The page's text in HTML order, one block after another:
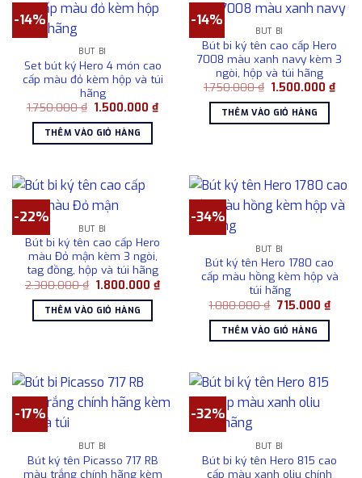
-14%
BÚT BI
Set bút ký Hero 4 món cao
cấp màu đỏ kèm hộp và túi
hãng
1.750.000₫ Giá
là:
1.750.000 ₫.
1.500.000₫Giá
THÊM VÀO GIỎ HÀNG
-14%
BÚT BI
Bút bi ký tên cao cấp Hero
7008 màu xanh navy kèm 3
ngòi, hộp và túi hãng
1.750.000₫ Giá
là:
1.750.000 ₫.
1.500.000₫Giá
THÊM VÀO GIỎ HÀNG
-22%
BÚT BI
Bút bi ký tên cao cấp Hero
màu Đỏ mận kèm 3 ngòi,
tag đồng, hộp và túi hãng
2.300.000₫ Giá
là:
2.300.000 ₫.
1.800.000₫Giá
hiện
1.800.000 ₫.
THÊM VÀO GIỎ HÀNG
-34%
BÚT BI
Bút ký tên Hero 1780 cao
cấp màu hồng kèm hộp và
túi hãng
1.080.000₫ Giá
là:
1.080.000 ₫.
715.000 ₫Giá
hiện
THÊM VÀO GIỎ HÀNG
-17%
BÚT BI
Bút ký tên Picasso 717 RB
màu trắng chính hãng kèm
-32%
BÚT BI
Bút bi ký tên Hero 815 cao
cấp màu xanh oliu chính